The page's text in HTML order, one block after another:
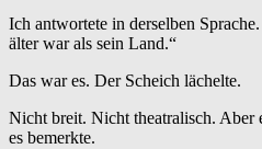
Ich antwortete in derselben
älter war als sein Land.“
Das war es. Der Scheich lächelte.
Nicht breit. Nicht theatralisch. Aber
es bemerkte.